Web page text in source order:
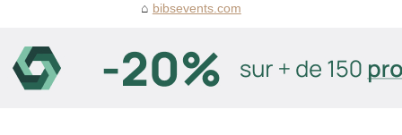
bibsevents.com